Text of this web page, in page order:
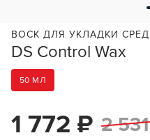
DS Control Wax
ВОСК ДЛЯ УКЛАДКИ
50 МЛ
1 772 ₽ 2